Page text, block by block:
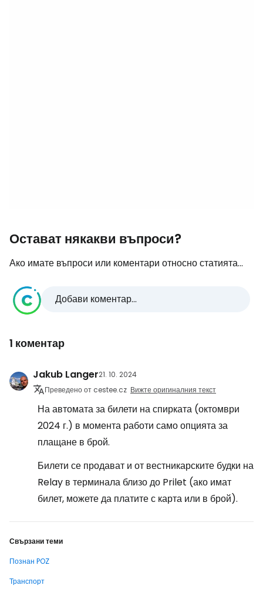
Остават някакви въпроси?
Ако имате въпроси или коментари относно статията...
Добави коментар...
1 коментар
Jakub Langer21. 10. 2024
Преведено от cestee.cz Вижте оригиналния текст
На автомата за билети на спирката (октомври
2024 г.) в момента работи само опцията за
плащане в брой.
Билети се продават и от вестникарските будки на
Relay в терминала близо до Prilet (ако имат
билет, можете да платите с карта или в брой).
Свързани теми
Познан POZ
Транспорт